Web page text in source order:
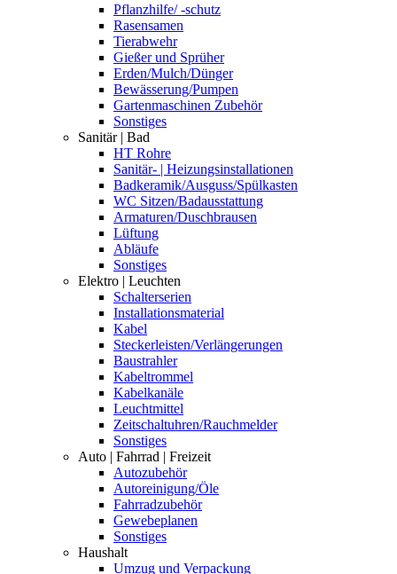
Pflanzhilfe/ -schutz
Rasensamen
Tierabwehr
Gießer und Sprüher
Erden/Mulch/Dünger
Bewässerung/Pumpen
Gartenmaschinen Zubehör
Sonstiges
Sanitär | Bad
HT Rohre
Sanitär- | Heizungsinstallationen
Badkeramik/Ausguss/Spülkasten
WC Sitzen/Badausstattung
Armaturen/Duschbrausen
Lüftung
Abläufe
Sonstiges
Elektro | Leuchten
Schalterserien
Installationsmaterial
Kabel
Steckerleisten/Verlängerungen
Baustrahler
Kabeltrommel
Kabelkanäle
Leuchtmittel
Zeitschaltuhren/Rauchmelder
Sonstiges
Auto | Fahrrad | Freizeit
Autozubehör
Autoreinigung/Öle
Fahrradzubehör
Gewebeplanen
Sonstiges
Haushalt
Umzug und Verpackung